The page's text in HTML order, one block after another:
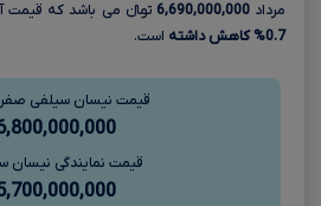
مرداد6,690,000,000 تومانءءء می باشد که قیمت آن
0.7% کاهش داشته
است.
قیمت نیسان سیلفی صفر
قیمت نمایندگی نیسان